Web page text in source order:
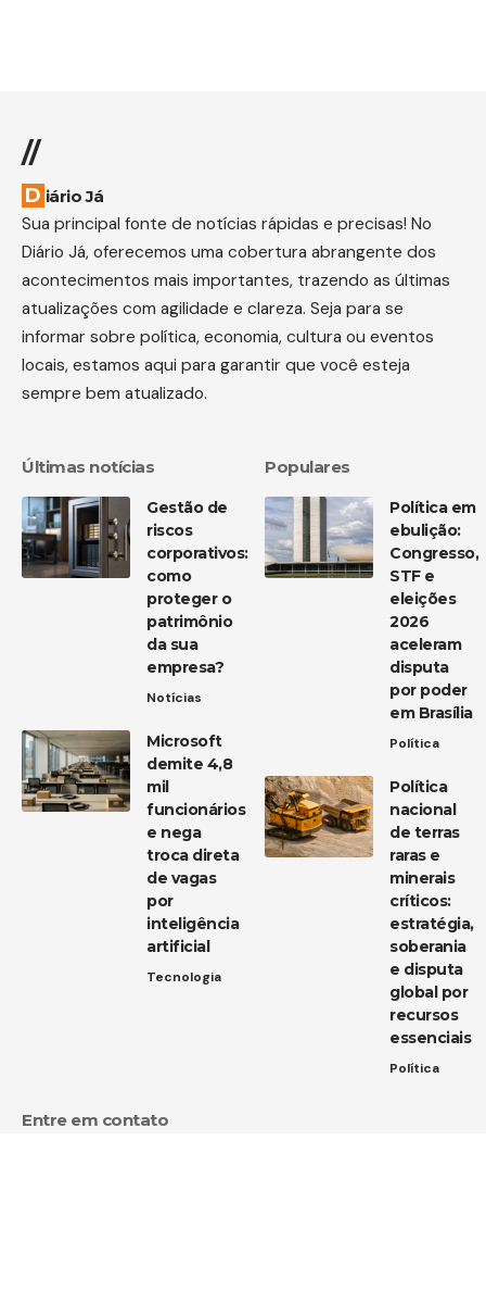
//
Diário Já
Sua principal fonte de notícias rápidas e precisas! No
Diário Já, oferecemos uma cobertura abrangente dos
acontecimentos mais importantes, trazendo as últimas
atualizações com agilidade e clareza. Seja para se
informar sobre política, economia, cultura ou eventos
locais, estamos aqui para garantir que você esteja
sempre bem atualizado.
Últimas notícias
Gestão de
riscos
corporativos:
como
proteger o
patrimônio
da sua
empresa?
Notícias
Microsoft
demite 4,8
mil
funcionários
e nega
troca direta
de vagas
por
inteligência
artificial
Tecnologia
Populares
Política em
ebulição:
Congresso,
STF e
eleições
2026
aceleram
disputa
por poder
em Brasília
Política
Política
nacional
de terras
raras e
minerais
críticos:
estratégia,
soberania
e disputa
global por
recursos
essenciais
Política
Entre em contato